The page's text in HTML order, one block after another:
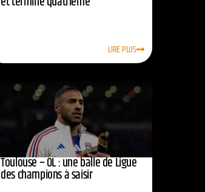
LIRE PLUS
Toulouse – OL : une balle de Ligue
des champions à saisir